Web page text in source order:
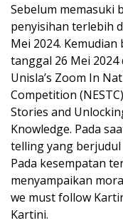
Sebelum memasuki
penyisihan terlebih
Mei 2024.
tanggal 26 Mei
Unisla’s Zoom In
Competition
Stories and
Knowledge. Pada
telling yang berjudul
Pada kesempatan
menyampaikan
we must follow
Kartini.